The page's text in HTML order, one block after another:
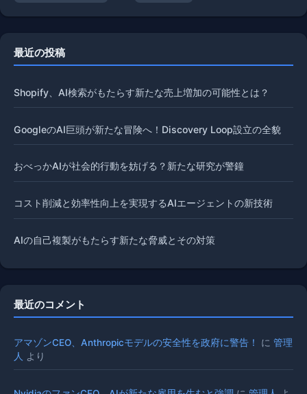
最近の投稿
Shopify、AI検索がもたらす新たな売上増加の可能性とは？
GoogleのAI巨頭が新たな冒険へ！Discovery Loop設立の全貌
おべっかAIが社会的行動を妨げる？新たな研究が警鐘
コスト削減と効率性向上を実現するAIエージェントの新技術
AIの自己複製がもたらす新たな脅威とその対策
最近のコメント
アマゾンCEO、Anthropicモデルの安全性を政府に警告！ に 管理
人 より